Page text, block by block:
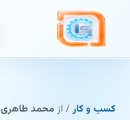
کسب و کار/ از محمد طاهری